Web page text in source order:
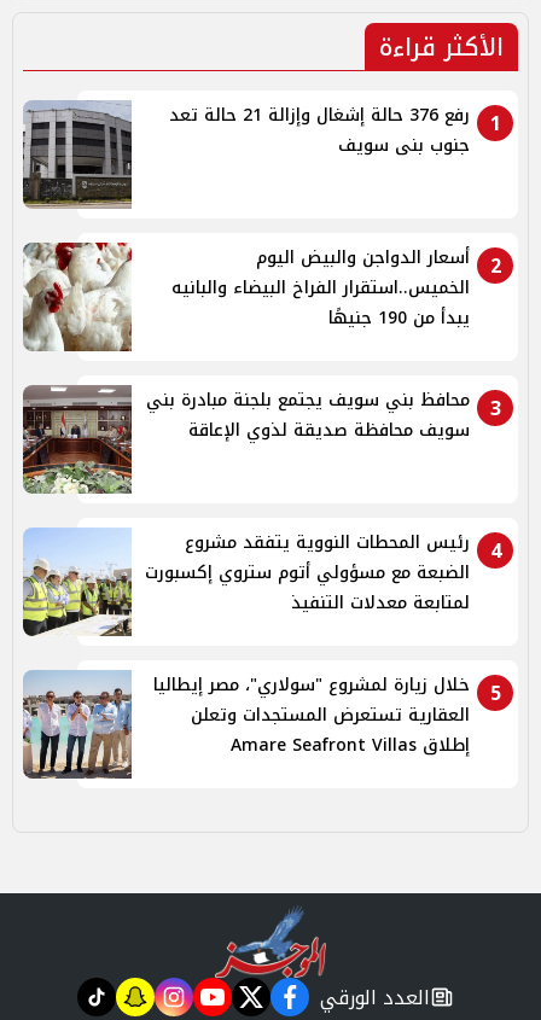
الأكثر قراءة
1
رفع 376 حالة إشغال وإزالة 21 حالة تعد
جنوب بنى سويف
2
أسعار الدواجن والبيض اليوم
الخميس..استقرار الفراخ البيضاء والبانيه
يبدأ من 190 جنيهًا
3
محافظ بني سويف يجتمع بلجنة مبادرة بني
سويف محافظة صديقة لذوي الإعاقة
4
رئيس المحطات النووية يتفقد مشروع
الضبعة مع مسؤولي أتوم ستروي إكسبورت
لمتابعة معدلات التنفيذ
5
خلال زيارة لمشروع "سولاري"، مصر إيطاليا
العقارية تستعرض المستجدات وتعلن
إطلاق Amare Seafront Villas
newspaper
العدد الورقي facebook
twitter
youtube
instagram
snapchat
tiktok